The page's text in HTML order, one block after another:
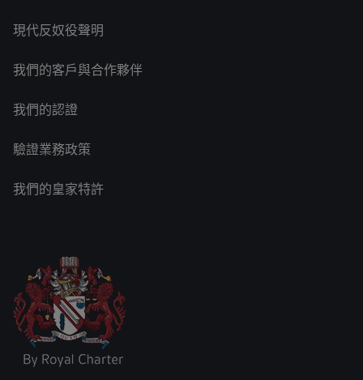
現代反奴役聲明
我們的客戶與合作夥伴
我們的認證
驗證業務政策
我們的皇家特許